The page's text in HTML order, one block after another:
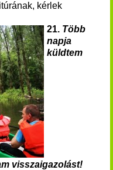
kérlek
21. Több
napja
küldtem
visszaigazolást!